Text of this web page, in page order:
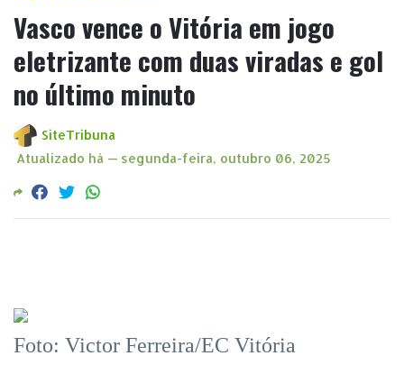
Vasco vence o Vitória em jogo
eletrizante com duas viradas e gol
no último minuto
SiteTribuna
Atualizado há — segunda-feira, outubro 06, 2025
Foto: Victor Ferreira/EC Vitória